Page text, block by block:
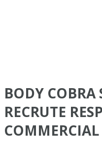
BODY COBRA
RECRUTE
COMMERCIAL